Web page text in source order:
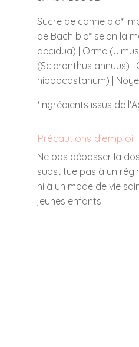
Sucre de canne bio*
de Bach bio* selon la
decidua) | Orme
(Scleranthus annuus) |
hippocastanum) |
*Ingrédients issus de
Précautions d'emploi :
Ne pas dépasser la
substitue pas à un
ni à un mode de vie
jeunes enfants.